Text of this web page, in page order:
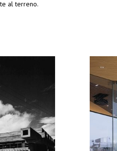
al terreno.